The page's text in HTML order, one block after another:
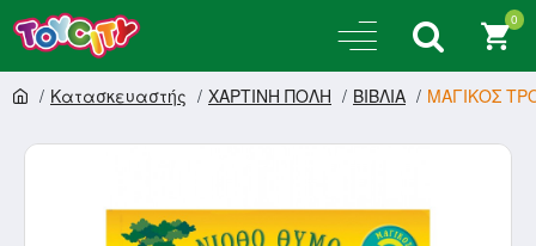
0
Κατασκευαστής ΧΑΡΤΙΝΗ ΠΟΛΗ ΒΙΒΛΙΑ ΜΑΓΙΚΟΣ